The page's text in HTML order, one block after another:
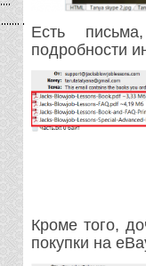
Есть
подробности
Кроме того,
покупки на